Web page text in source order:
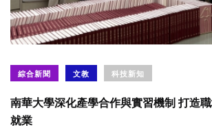
綜合新聞 文教 科技新知
南華大學深化產學合作與實習機制 打造
就業